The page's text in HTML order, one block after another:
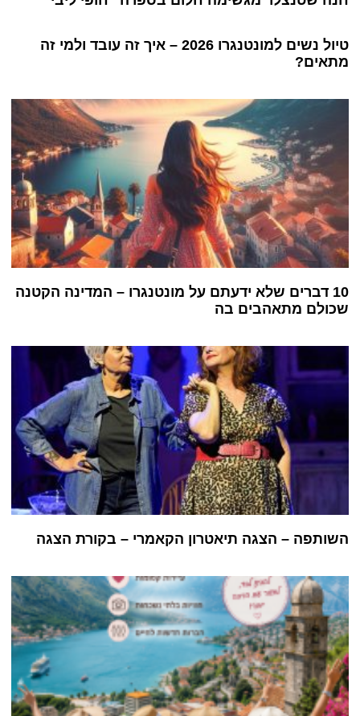
טיול נשים למונטנגרו 2026 – איך זה עובד ולמי זה
מתאים?
10 דברים שלא ידעתם על מונטנגרו – המדינה הקטנה
שכולם מתאהבים בה
השותפה – הצגה תיאטרון הקאמרי – בקורת הצגה